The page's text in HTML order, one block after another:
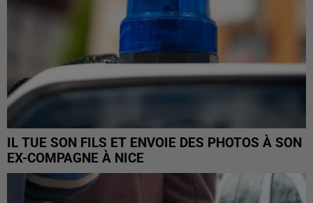
IL TUE SON FILS ET ENVOIE DES PHOTOS À SON
EX-COMPAGNE À NICE